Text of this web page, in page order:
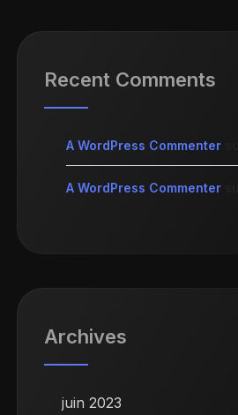
Recent Comments
A WordPress Commenter
A WordPress Commenter
Archives
juin 2023